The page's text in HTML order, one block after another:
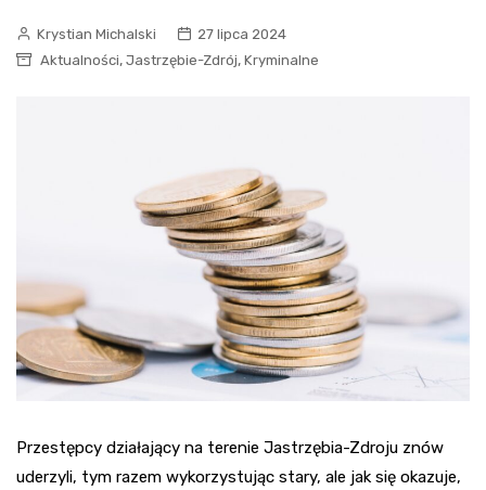
Krystian Michalski
27 lipca 2024
Aktualności, Jastrzębie-Zdrój, Kryminalne
Przestępcy działający na terenie Jastrzębia-Zdroju znów
uderzyli, tym razem wykorzystując stary, ale jak się okazuje,